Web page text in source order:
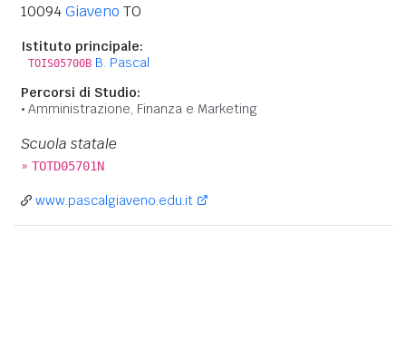
10094Giaveno TO
Istituto principale:
TOIS05700B B. Pascal
Percorsi di Studio:
Amministrazione, Finanza e Marketing
Scuola statale
» TOTD05701N
www.pascalgiaveno.edu.it